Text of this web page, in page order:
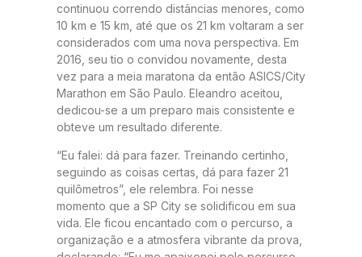
continuou correndo distâncias menores, como
10 km e 15 km, até que os 21 km voltaram a ser
considerados com uma nova perspectiva. Em
2016, seu tio o convidou novamente, desta
vez para a meia maratona da então ASICS/City
Marathon em São Paulo. Eleandro aceitou,
dedicou-se a um preparo mais consistente e
obteve um resultado diferente.
“Eu falei: dá para fazer. Treinando certinho,
seguindo as coisas certas, dá para fazer 21
quilômetros”, ele relembra. Foi nesse
momento que a SP City se solidificou em sua
vida. Ele ficou encantado com o percurso, a
organização e a atmosfera vibrante da prova,